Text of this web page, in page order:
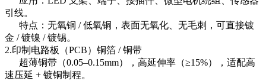
引线。
特点：无氧铜 / 低氧铜，表面无氧化、无毛刺，可直接镀
金 / 镀镍 / 镀锡。
2.印制电路板（PCB）铜箔 / 铜带
超薄铜带（0.05–0.15mm），高延伸率（≥15%），适配高
速压延 + 镀铜制程。